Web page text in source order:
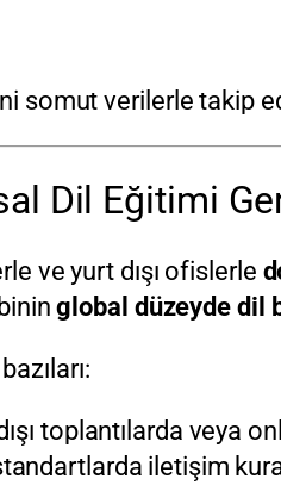
somut verilerle takip
Dil Eğitimi
ve yurt dışı ofislerle
global düzeyde dil
toplantılarda veya
iletişim